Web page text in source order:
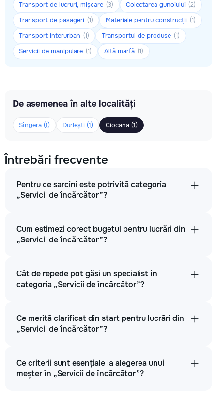
Transport de lucruri, mișcare (3) Colectarea gunoiului (2)
Transport de pasageri (1) Materiale pentru construcții (1)
Transport interurban (1) Transportul de produse (1)
Servicii de manipulare (1) Altă marfă (1)
De asemenea în alte localități
Sîngera (1) Durlești (1) Ciocana (1)
Întrebări frecvente
Pentru ce sarcini este potrivită categoria
„Servicii de încărcător”?
Cum estimezi corect bugetul pentru lucrări din
„Servicii de încărcător”?
Cât de repede pot găsi un specialist în
categoria „Servicii de încărcător”?
Ce merită clarificat din start pentru lucrări din
„Servicii de încărcător”?
Ce criterii sunt esențiale la alegerea unui
meșter în „Servicii de încărcător”?